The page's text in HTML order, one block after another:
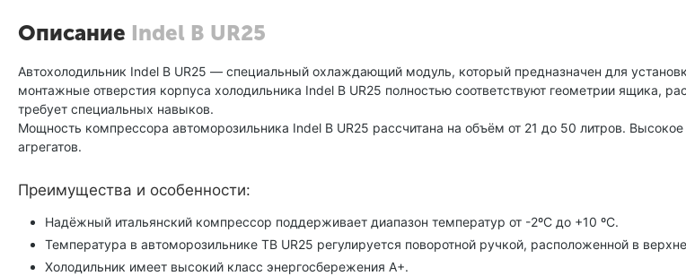
Описание Indel B UR25
Автохолодильник Indel B UR25 ― специальный охлаждающий модуль, который предназначен для
монтажные отверстия корпуса холодильника Indel B UR25 полностью соответствуют геометрии ящика,
требует специальных навыков.
Мощность компрессора автоморозильника Indel B UR25 рассчитана на объём от 21 до 50 литров.
агрегатов.
Преимущества и особенности:
Надёжный итальянский компрессор поддерживает диапазон температур от -2ºС до +10 ºС.
Температура в автоморозильнике TB UR25 регулируется поворотной ручкой, расположенной в
Холодильник имеет высокий класс энергосбережения А+.